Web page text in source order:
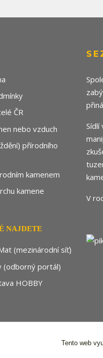
ČR
nebo vzduch
přírodního
kamenem
kamene
NAJDETE
(mezinárodní síť)
(odborný portál)
HOBBY
Sídlí
V
©
Tento web